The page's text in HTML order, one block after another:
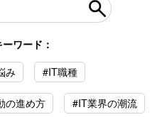
ワード：
み #IT職種
の進め方 #IT業界の潮流